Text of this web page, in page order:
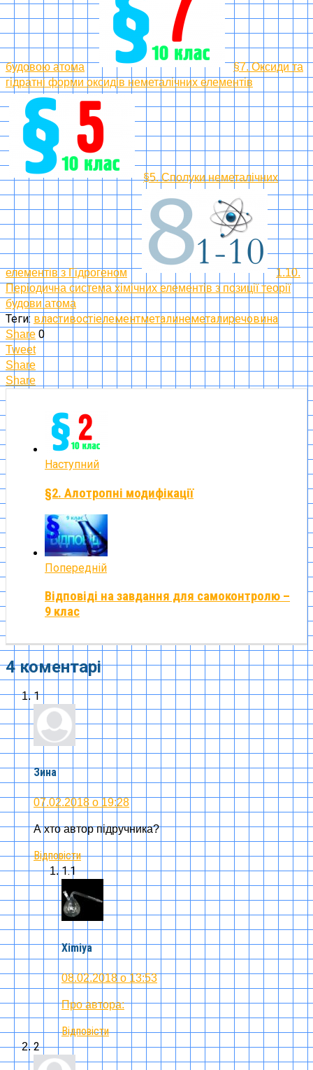
будовою атома
§7. Оксиди та
гідратні форми оксидів неметалічних елементів
§5. Сполуки неметалічних
елементів з Гідрогеном
1.10.
Періодична система хімічних елементів з позиції теорії
будови атома
Теги: властивостіелементметалинеметалиречовина
Share 0
Tweet
Share
Share
Наступний
§2. Алотропні модифікації
Попередній
Відповіді на завдання для самоконтролю –
9 клас
4 коментарі
1
Зина
07.02.2018 о 19:28
А хто автор підручника?
Відповісти
1.1
Ximiya
08.02.2018 о 13:53
Про автора:
Відповісти
2